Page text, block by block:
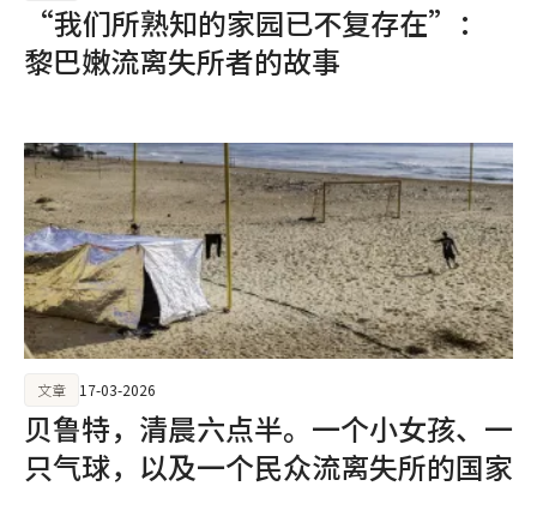
“我们所熟知的家园已不复存在”：
黎巴嫩流离失所者的故事
贝鲁特，清晨六点半。一个小女孩、一
只气球，以及一个民众流离失所的国家
文章 17-03-2026